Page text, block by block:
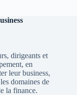
dirigeants et
en
leur business,
domaines de
la finance.